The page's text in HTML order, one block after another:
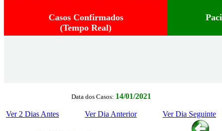
Casos Confirmados
(Tempo Real)
Data dos Casos: 14/01/2021
Ver 2 Dias Antes Ver Dia Anterior Ver Dia Seguinte